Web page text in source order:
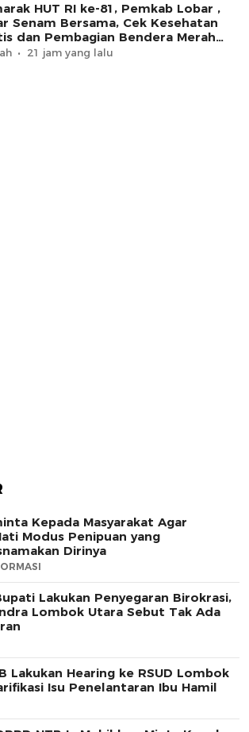
HUT RI ke-81, Pemkab Lobar ,
Senam Bersama, Cek Kesehatan
dan Pembagian Bendera Merah
21 jam yang lalu
Kepada Masyarakat Agar
Modus Penipuan yang
Dirinya
Lakukan Penyegaran Birokrasi,
Lombok Utara Sebut Tak Ada
Lakukan Hearing ke RSUD Lombok
Isu Penelantaran Ibu Hamil